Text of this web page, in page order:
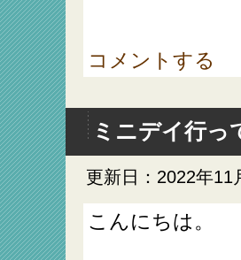
コメントする
ミニデイ行っ
更新日：2022年11
こんにちは。